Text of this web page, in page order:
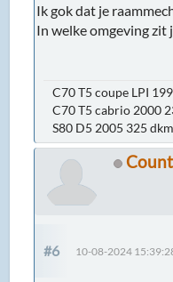
Ik gok dat je
In welke omgeving zit
C70 T5 coupe LPI
C70 T5 cabrio 2000
S80 D5 2005 325 dkm
#6 10-08-2024